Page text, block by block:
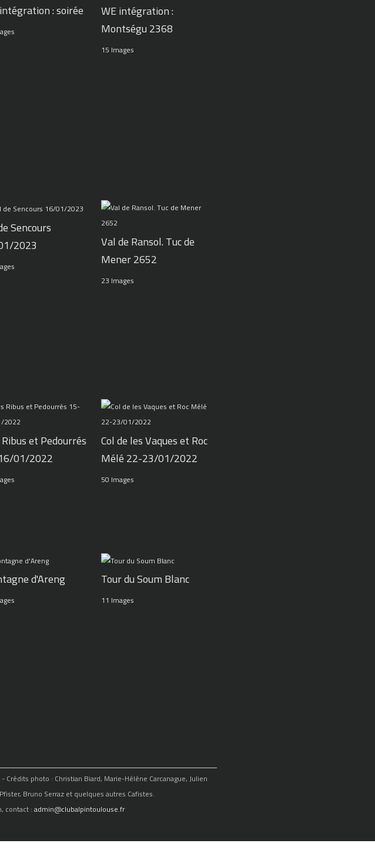
: soirée
WE intégration :
Montségu 2368
15 Images
Sencours
2023
Val de Ransol. Tuc de
Mener 2652
23 Images
et Pedourrés
01/2022
Col de les Vaques et Roc
Mélé 22-23/01/2022
50 Images
d'Areng Tour du Soum Blanc
11 Images
photo : Christian Biard, Marie-Hélène Carcanague, Julien
Bruno Serraz et quelques autres Cafistes.
contact :admin@clubalpintoulouse.fr